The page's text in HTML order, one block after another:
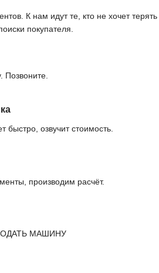
К нам идут те, кто не хочет терять
покупателя.
быстро, озвучит стоимость.
производим расчёт.
МАШИНУ